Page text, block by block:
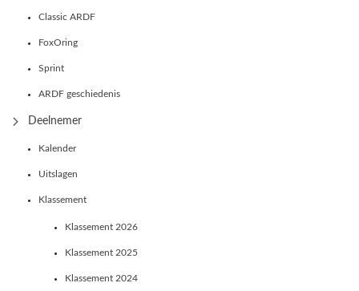
Classic ARDF
FoxOring
Sprint
ARDF geschiedenis
Deelnemer
Kalender
Uitslagen
Klassement
Klassement 2026
Klassement 2025
Klassement 2024